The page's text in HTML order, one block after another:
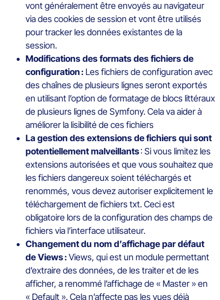
vont généralement être envoyés au navigateur
via des cookies de session et vont être utilisés
pour tracker les données existantes de la
session.
Modifications des formats des fichiers de
configuration : Les fichiers de configuration avec
des chaînes de plusieurs lignes seront exportés
en utilisant l’option de formatage de blocs littéraux
de plusieurs lignes de Symfony. Cela va aider à
améliorer la lisibilité de ces fichiers
La gestion des extensions de fichiers qui sont
potentiellement malveillants: Si vous limitez les
extensions autorisées et que vous souhaitez que
les fichiers dangereux soient téléchargés et
renommés, vous devez autoriser explicitement le
téléchargement de fichiers txt. Ceci est
obligatoire lors de la configuration des champs de
fichiers via l’interface utilisateur.
Changement du nom d’affichage par défaut
de Views :Views, qui est un module permettant
d’extraire des données, de les traiter et de les
afficher, a renommé l’affichage de « Master » en
« Default ». Cela n’affecte pas les vues déjà